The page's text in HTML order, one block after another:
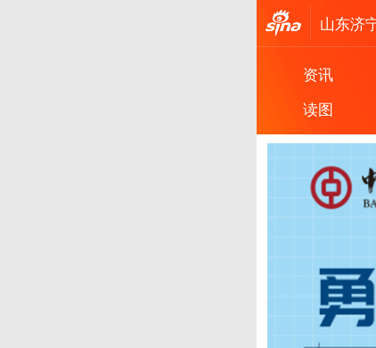
山东济
资讯
读图